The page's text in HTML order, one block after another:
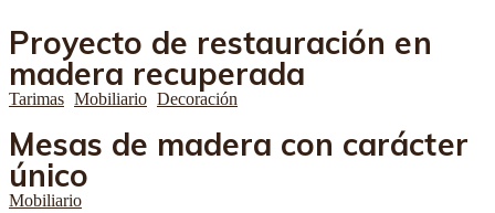
Proyecto de restauración en
madera recuperada
Tarimas Mobiliario Decoración
Mesas de madera con carácter
único
Mobiliario